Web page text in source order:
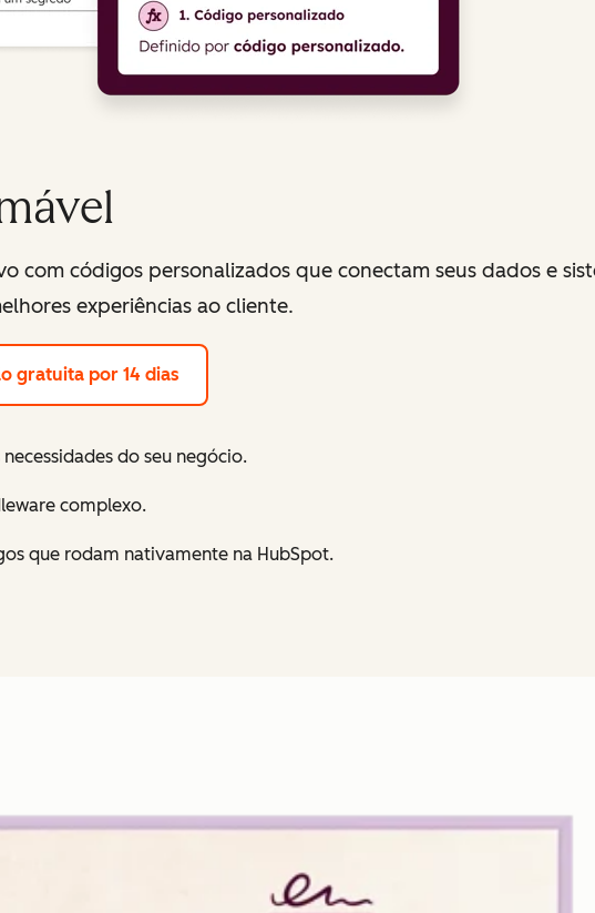
com códigos personalizados que conectam seus dados e
experiências ao cliente.
gratuita por 14 dias
do seu negócio.
complexo.
que rodam nativamente na HubSpot.